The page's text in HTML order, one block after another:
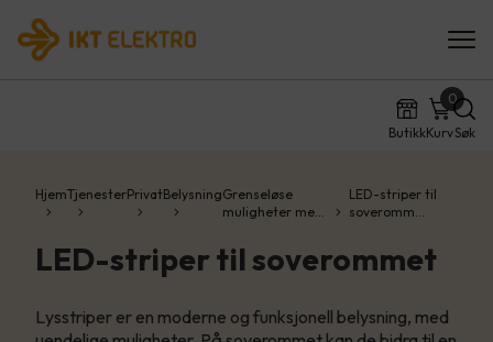
ButikkKurv
0
Søk
HjemTjenesterPrivatBelysningGrenseløse
muligheter me…
LED-striper til
soveromm…
LED-striper til soverommet
Lysstriper er en moderne og funksjonell belysning, med